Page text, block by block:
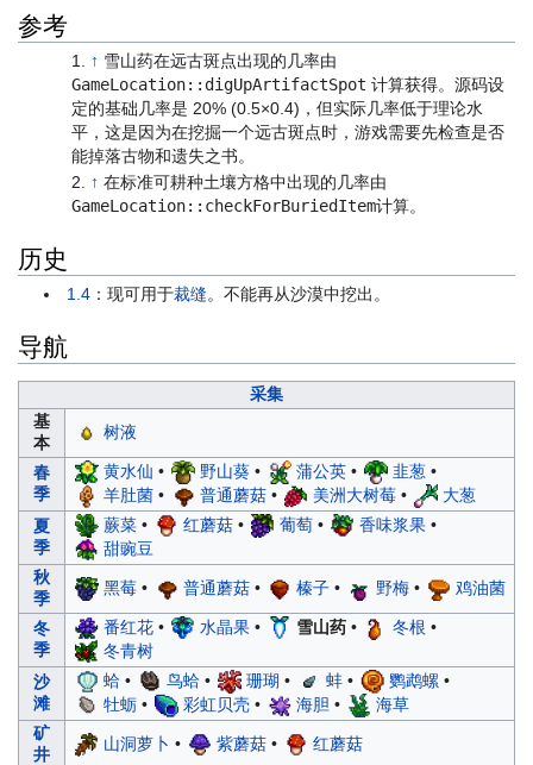
参考
↑ 雪山药在远古斑点出现的几率由
GameLocation::digUpArtifactSpot 计算获得。源码设
定的基础几率是 20% (0.5×0.4)，但实际几率低于理论水
平，这是因为在挖掘一个远古斑点时，游戏需要先检查是否
能掉落古物和遗失之书。
↑ 在标准可耕种土壤方格中出现的几率由
GameLocation::checkForBuriedItem计算。
历史
1.4 ：现可用于裁缝。不能再从沙漠中挖出。
导航
采集
基
本
树液
春
季
黄水仙 • 野山葵• 蒲公英• 韭葱•
羊肚菌• 普通蘑菇• 美洲大树莓•
大葱
夏
季
蕨菜• 红蘑菇• 葡萄• 香味浆果•
甜豌豆
秋
季
黑莓• 普通蘑菇• 榛子• 野梅• 鸡油菌
冬
季
番红花• 水晶果• 雪山药• 冬根 •
冬青树
沙
滩
蛤• 鸟蛤• 珊瑚 • 蚌• 鹦鹉螺 •
牡蛎• 彩虹贝壳• 海胆 •
海草
矿
井
山洞萝卜 • 紫蘑菇• 红蘑菇